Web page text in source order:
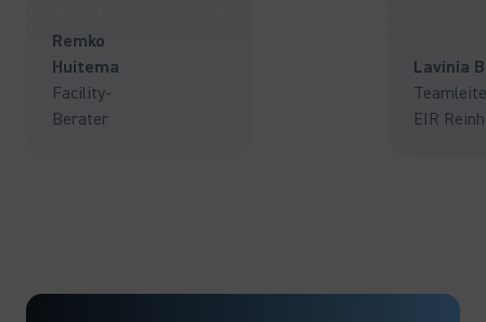
Remko
Huitema
Facility-
Berater
Lavinia
EIR